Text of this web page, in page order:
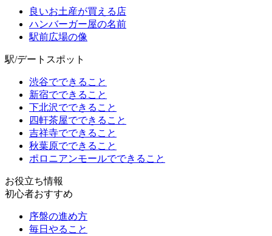
良いお土産が買える店
ハンバーガー屋の名前
駅前広場の像
駅/デートスポット
渋谷でできること
新宿でできること
下北沢でできること
四軒茶屋でできること
吉祥寺でできること
秋葉原でできること
ポロニアンモールでできること
お役立ち情報
初心者おすすめ
序盤の進め方
毎日やること